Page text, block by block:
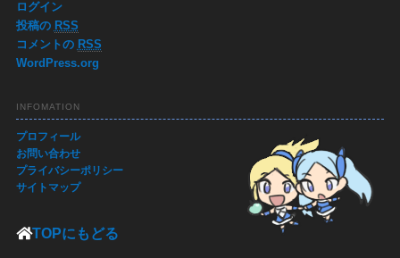
ログイン
投稿の RSS
コメントの RSS
WordPress.org
INFOMATION
プロフィール
お問い合わせ
プライバシーポリシー
サイトマップ
TOPにもどる